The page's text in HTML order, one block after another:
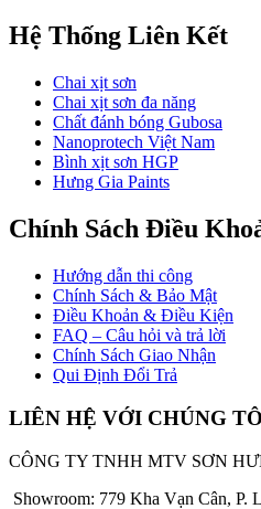
Hệ Thống Liên Kết
Chai xịt sơn
Chai xịt sơn đa năng
Chất đánh bóng Gubosa
Nanoprotech Việt Nam
Bình xịt sơn HGP
Hưng Gia Paints
Chính Sách Điều
Hướng dẫn thi công
Chính Sách & Bảo Mật
Điều Khoản & Điều Kiện
FAQ – Câu hỏi và trả lời
Chính Sách Giao Nhận
Qui Định Đổi Trả
LIÊN HỆ VỚI CHÚNG
CÔNG TY TNHH MTV SƠN
Showroom: 779 Kha Vạn Cân, P.